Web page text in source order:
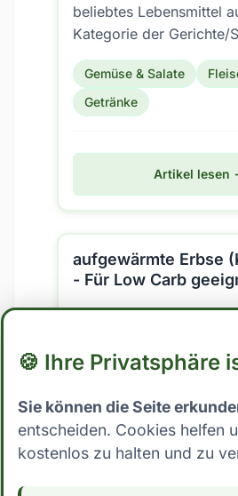
beliebtes Lebensmittel
Kategorie der Gerichte/
salzige/rezente
auch für eine Low
Gemüse & Salate
Getränke
Artikel lesen
aufgewärmte Erbse
- Für Low Carb
beliebtes Lebensmittel
Kategorie der Gemüse/
gekocht (inkl.
auch für eine Low
Gemüse & Salate
Low Carb Grundlagen
🍪 Ihre Privatsphäre
Sie können die Seite
entscheiden. Cookies helfen
kostenlos zu halten und zu